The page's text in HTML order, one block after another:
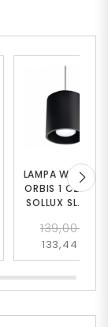
LAMPA WISZĄCA
ORBIS 1 CZARNY
SOLLUX SL.0051
139,00 zł
133,44 zł